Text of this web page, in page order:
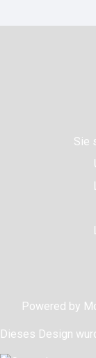
Sie
Powered by
Dieses Design